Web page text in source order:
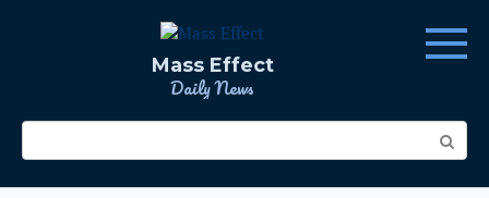
Mass Effect
Daily News
Search: